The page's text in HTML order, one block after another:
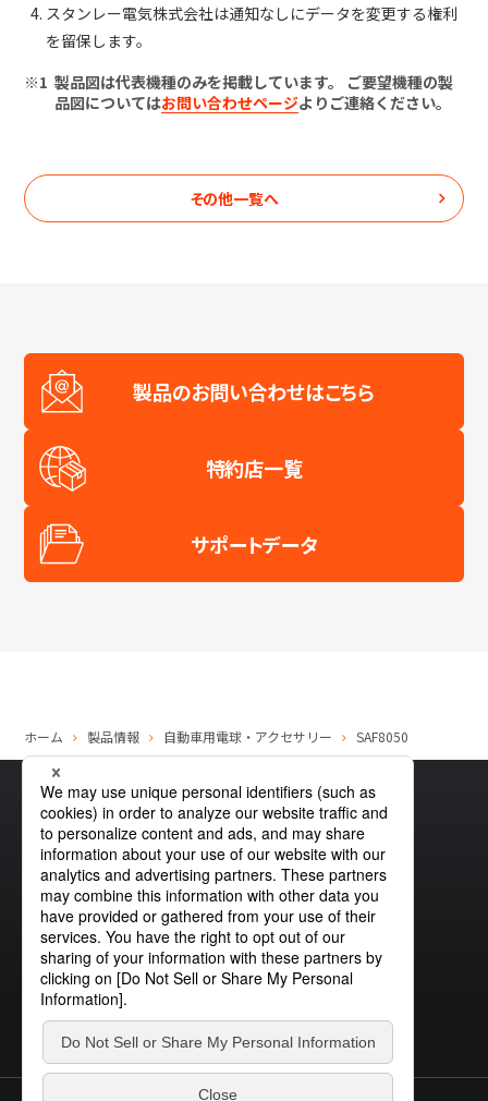
スタンレー電気株式会社は通知なしにデータを変更する権利
を留保します。
製品図は代表機種のみを掲載しています。 ご要望機種の製
品図についてはお問い合わせページよりご連絡ください。
その他一覧へ
製品のお問い合わせはこちら
特約店一覧
サポートデータ
ホーム 製品情報 自動車用電球・アクセサリー SAF8050
サイトマップ グローバルプライバシーポリシー
クッキーポリシーサイトポリシーお問い合わせ